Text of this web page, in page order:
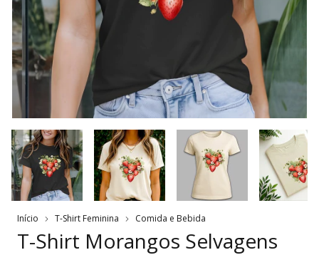
Início T-Shirt Feminina Comida e Bebida
T-Shirt Morangos Selvagens